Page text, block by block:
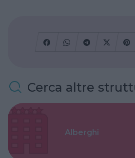
Cerca altre
Alberghi